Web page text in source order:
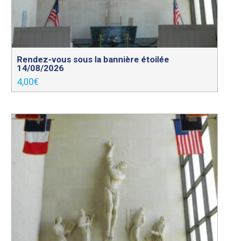
Rendez-vous sous la bannière étoilée
14/08/2026
4,00€